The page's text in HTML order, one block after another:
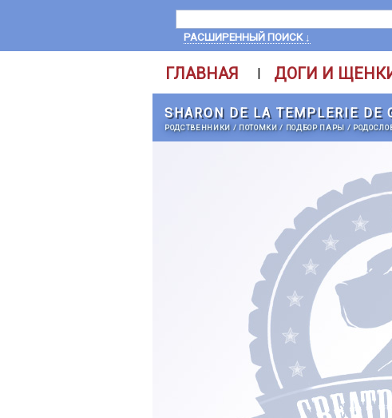
РАСШИРЕННЫЙ ПОИСК ↓
ГЛАВНАЯ | ДОГИ И
SHARON DE LA TEMPLERIE DE
РОДСТВЕННИКИ / ПОТОМКИ/ ПОДБОР ПАРЫ /